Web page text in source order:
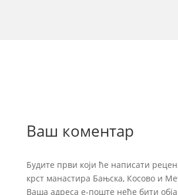
Ваш коментар
Будите први који ће написати
крст манастира Бањска, Косово и
Ваша адреса е-поште неће бити